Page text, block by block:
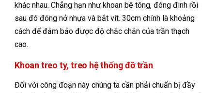
khác nhau. Chẳng hạn như khoan bê tông, đóng đinh rồi
sau đó đóng nở nhựa và bắt vít. 30cm chính là khoảng
cách để đảm bảo được độ chắc chắn của trần thạch
cao.
Khoan treo ty, treo hệ thống đỡ trần
Đối với công đoạn này chúng ta cần phải chuẩn bị đầy